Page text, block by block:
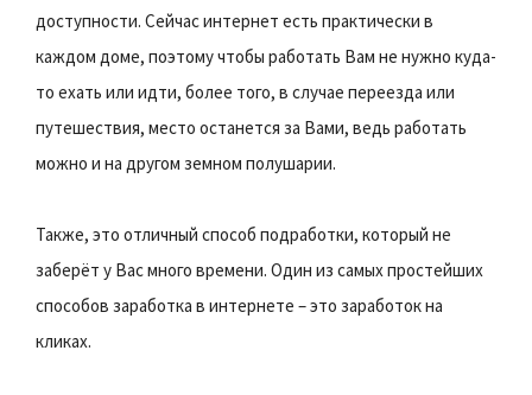
доступности. Сейчас интернет есть практически в
каждом доме, поэтому чтобы работать Вам не нужно куда-
то ехать или идти, более того, в случае переезда или
путешествия, место останется за Вами, ведь работать
можно и на другом земном полушарии.
Также, это отличный способ подработки, который не
заберёт у Вас много времени. Один из самых простейших
способов заработка в интернете – это заработок на
кликах.